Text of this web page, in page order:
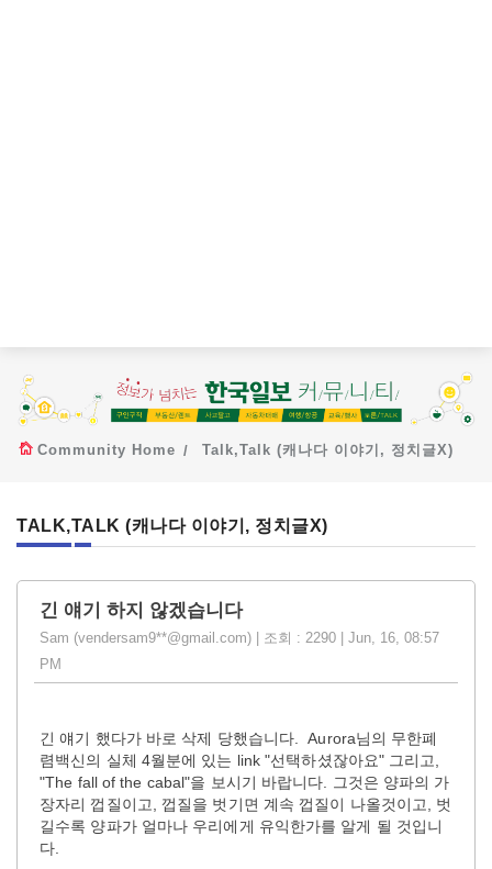
Community Home Talk,Talk (캐나다 이야기, 정치글X)
TALK,TALK (캐나다 이야기, 정치글X)
긴 얘기 하지 않겠습니다
Sam (vendersam9**@gmail.com) | 조회 : 2290 | Jun, 16, 08:57
PM
긴 얘기 했다가 바로 삭제 당했습니다. Aurora님의 무한폐
렴백신의 실체 4월분에 있는 link "선택하셨잖아요" 그리고,
"The fall of the cabal"을 보시기 바랍니다. 그것은 양파의 가
장자리 껍질이고, 껍질을 벗기면 계속 껍질이 나올것이고, 벗
길수록 양파가 얼마나 우리에게 유익한가를 알게 될 것입니
다.